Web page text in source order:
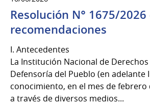
Resolución N° 1675/2026
recomendaciones
I. Antecedentes
La Institución Nacional de
Defensoría del Pueblo (en adelante
conocimiento, en el mes de febrero
a través de diversos medios...